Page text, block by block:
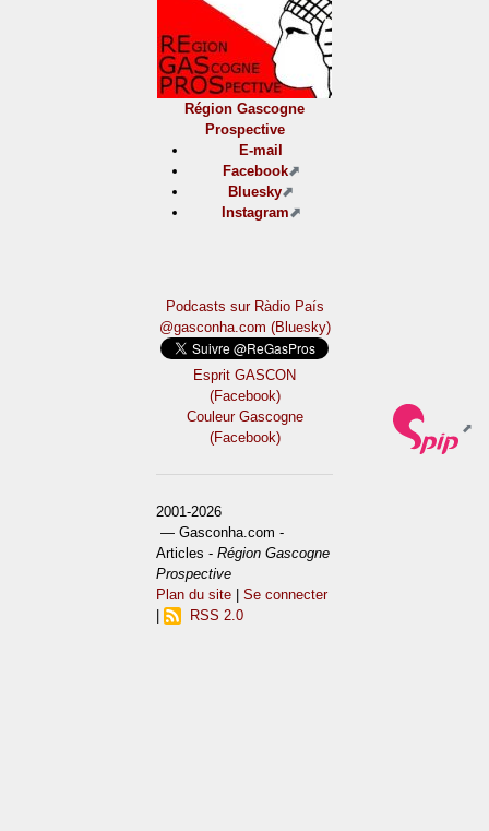
Région Gascogne
Prospective
E-mail
Facebook
Bluesky
Instagram
Podcasts sur Ràdio País
@gasconha.com (Bluesky)
Esprit GASCON
(Facebook)
Couleur Gascogne
(Facebook)
2001-2026
— Gasconha.com -
Articles -Région Gascogne
Prospective
Plan du site |Se connecter
RSS 2.0